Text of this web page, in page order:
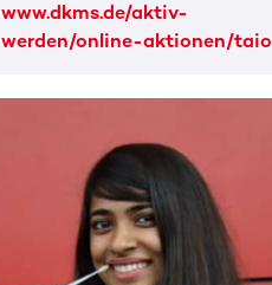
www.dkms.de/aktiv-
werden/online-aktionen/taio